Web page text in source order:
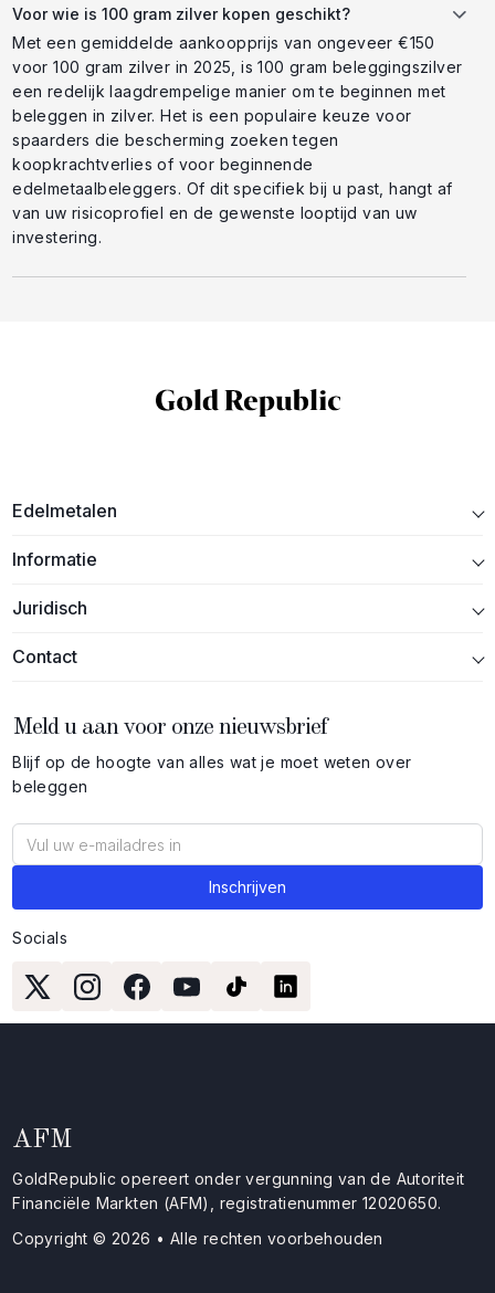
Voor wie is 100 gram zilver kopen geschikt?
Met een gemiddelde aankoopprijs van ongeveer €150
voor 100 gram zilver in 2025, is 100 gram beleggingszilver
een redelijk laagdrempelige manier om te beginnen met
beleggen in zilver. Het is een populaire keuze voor
spaarders die bescherming zoeken tegen
koopkrachtverlies of voor beginnende
edelmetaalbeleggers. Of dit specifiek bij u past, hangt af
van uw risicoprofiel en de gewenste looptijd van uw
investering.
Edelmetalen
Informatie
Juridisch
Contact
Meld u aan voor onze nieuwsbrief
Blijf op de hoogte van alles wat je moet weten over
beleggen
Socials
AFM
GoldRepublic opereert onder vergunning van de Autoriteit
Financiële Markten (AFM), registratienummer 12020650.
Copyright © 2026 • Alle rechten voorbehouden